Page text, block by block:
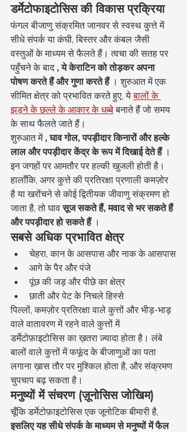
डर्मेटोफाइटोसिस की विकास प्रक्रिया
फंगल बीजाणु संक्रमित जानवर से स्वस्थ कुत्ते में
सीधे संपर्क या कंघी, बिस्तर और कंबल जैसी
वस्तुओं के माध्यम से फैलते हैं। त्वचा की सतह पर
पहुँचने के बाद , ये केराटिन को तोड़कर अपना
पोषण करते हैं और गुणा करते हैं । शुरुआत में एक
सीमित क्षेत्र को प्रभावित करते हुए, ये बालों के
झड़ने के छल्ले के आकार के धब्बे बनाते हैं जो समय
के साथ फैलते जाते हैं।
शुरुआत में , घाव गोल, पपड़ीदार किनारों और हल्के
लाल और पपड़ीदार केंद्र के रूप में दिखाई देते हैं ।
इन जगहों पर आमतौर पर हल्की खुजली होती है।
हालाँकि, अगर कुत्ते की प्रतिरक्षा प्रणाली कमज़ोर
है या खरोंचने से कोई द्वितीयक जीवाणु संक्रमण हो
जाता है, तो घाव सूज सकते हैं, मवाद से भर सकते हैं
और पपड़ीदार हो सकते हैं ।
सबसे अधिक प्रभावित क्षेत्र
चेहरा, कान के आसपास और नाक के आसपास
आगे के पैर और पंजे
पूंछ की जड़ और पीछे का क्षेत्र
छाती और पेट के निचले हिस्से
पिल्लों, कमज़ोर प्रतिरक्षा वाले कुत्तों और भीड़-भाड़
वाले वातावरण में रहने वाले कुत्तों में
डर्मेटोफ़ाइटोसिस का ख़तरा ज़्यादा होता है। लंबे
बालों वाले कुत्तों में फफूंद के बीजाणुओं का पता
लगाना ख़ास तौर पर मुश्किल होता है, और संक्रमण
चुपचाप बढ़ सकता है।
मनुष्यों में संचरण (ज़ूनोसिस जोखिम)
चूँकि डर्मेटोफ़ाइटोसिस एक जूनोटिक बीमारी है,
इसलिए यह सीधे संपर्क के माध्यम से मनुष्यों में फैल